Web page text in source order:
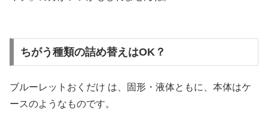
ちがう種類の詰め替えはOK？
ブルーレットおくだけ は、固形・液体ともに、本体はケ
ースのようなものです。